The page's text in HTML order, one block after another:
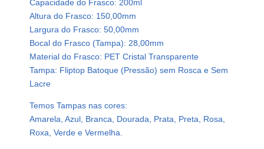
i
s
t
a
l
P
e
t
2
0
Capacidade do Frasco: 200ml
Altura do Frasco: 150,00mm
Largura do Frasco: 50,00mm
Bocal do Frasco (Tampa): 28,00mm
Material do Frasco: PET Cristal Transparente
Tampa: Fliptop Batoque (Pressão) sem Rosca e Sem
Lacre
Temos Tampas nas cores:
Amarela, Azul, Branca, Dourada, Prata, Preta, Rosa,
Roxa, Verde e Vermelha.